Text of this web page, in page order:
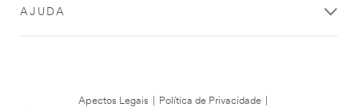
AJUDA
Apectos Legais Política de Privacidade